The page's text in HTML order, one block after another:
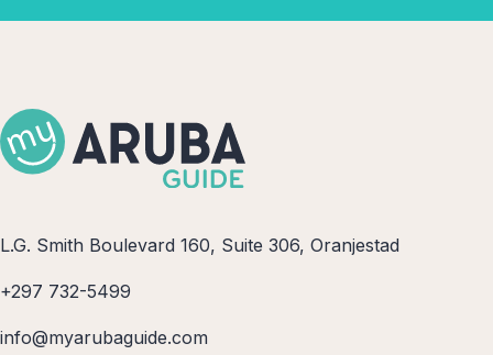
L.G. Smith Boulevard 160, Suite 306, Oranjestad
+297 732-5499
info@myarubaguide.com